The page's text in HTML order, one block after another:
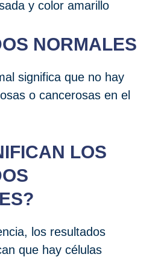
y color amarillo
NORMALES
significa que no hay
o cancerosas en el
LOS
los resultados
que hay células